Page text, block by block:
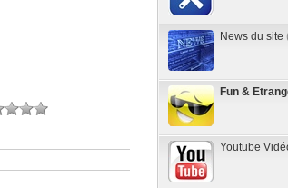
News du site
Fun &
Youtube